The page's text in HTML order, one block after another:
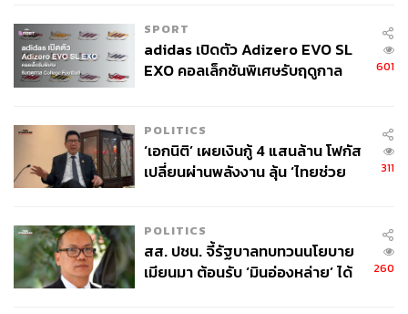
SPORT
adidas เปิดตัว Adizero EVO SL
EXO คอลเล็กชันพิเศษรับฤดูกาล
601
POLITICS
‘เอกนิติ’ เผยเงินกู้ 4 แสนล้าน โฟกัส
เปลี่ยนผ่านพลังงาน ลุ้น ‘ไทยช่วย
311
POLITICS
สส. ปชน. จี้รัฐบาลทบทวนนโยบาย
เมียนมา ต้อนรับ ‘มินอ่องหล่าย’ ได้
260